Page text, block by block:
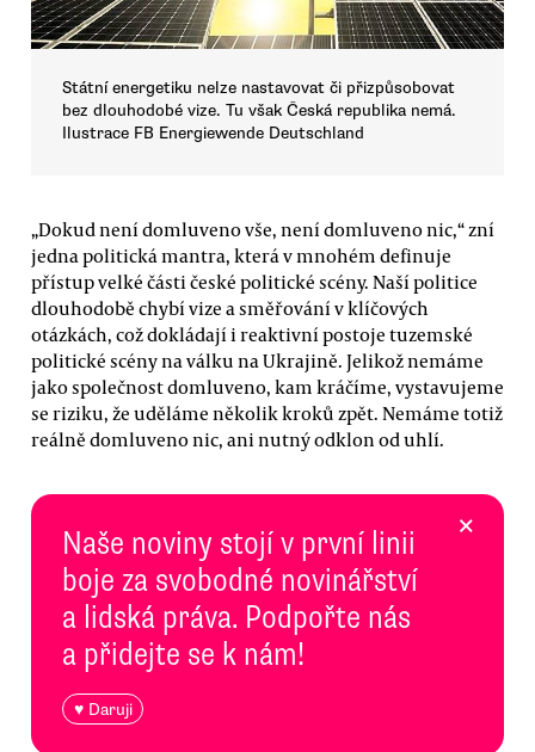
Státní energetiku nelze nastavovat či přizpůsobovat
bez dlouhodobé vize. Tu však Česká republika nemá.
Ilustrace FB Energiewende Deutschland
„Dokud není domluveno vše, není domluveno nic,“ zní
jedna politická mantra, která v mnohém definuje
přístup velké části české politické scény. Naší politice
dlouhodobě chybí vize a směřování v klíčových
otázkách, což dokládají i reaktivní postoje tuzemské
politické scény na válku na Ukrajině. Jelikož nemáme
jako společnost domluveno, kam kráčíme, vystavujeme
se riziku, že uděláme několik kroků zpět. Nemáme totiž
reálně domluveno nic, ani nutný odklon od uhlí.
Naše noviny stojí v první linii
boje za svobodné novinářství
a lidská práva. Podpořte nás
a přidejte se k nám!
♥ Daruji
×